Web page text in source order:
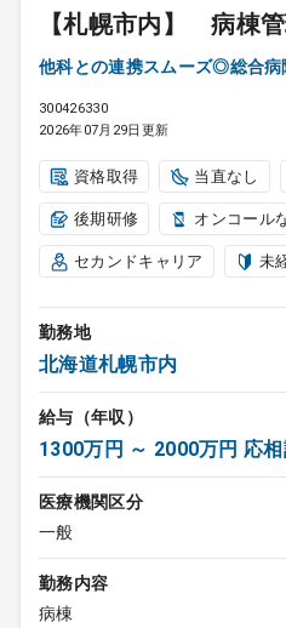
【札幌市内】 病棟
他科との連携スムーズ◎総合
300426330
2026年07月29日更新
資格取得 当直なし
後期研修 オンコール
セカンドキャリア 未
勤務地
北海道札幌市内
給与（年収）
1300万円 ～ 2000万円 応
医療機関区分
一般
勤務内容
病棟